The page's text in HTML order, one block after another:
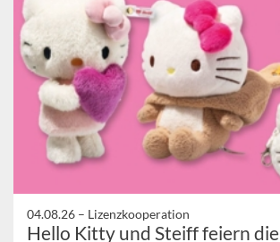
04.08.26 – Lizenzkooperation
Hello Kitty und Steiff feiern die